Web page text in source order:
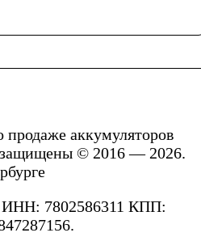
аккумуляторов
защищены © 2016 — 2026.
7802586311 КПП: